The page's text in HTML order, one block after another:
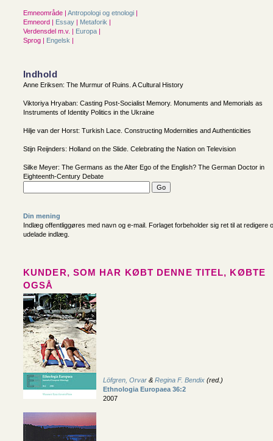
Emneområde | Antropologi og etnologi |
Emneord | Essay | Metaforik |
Verdensdel m.v. | Europa |
Sprog | Engelsk |
Indhold
Anne Eriksen: The Murmur of Ruins. A Cultural History
Viktoriya Hryaban: Casting Post-Socialist Memory. Monuments and Memorials as
Instruments of Identity Politics in the Ukraine
Hilje van der Horst: Turkish Lace. Constructing Modernities and Authenticities
Stijn Reijnders: Holland on the Slide. Celebrating the Nation on Television
Silke Meyer: The Germans as the Alter Ego of the English? The German Doctor in
Eighteenth-Century Debate
Din mening
Indlæg offentliggøres med navn og e-mail. Forlaget forbeholder sig ret til at redigere
udelade indlæg.
KUNDER, SOM HAR KØBT DENNE TITEL, KØBTE
OGSÅ
Löfgren, Orvar & Regina F. Bendix (red.)
Ethnologia Europaea 36:2
2007